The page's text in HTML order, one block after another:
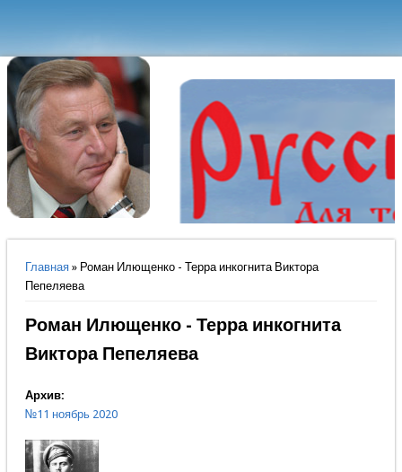
Вы здесь
Главная» Роман Илющенко - Терра инкогнита Виктора
Пепеляева
Роман Илющенко - Терра инкогнита
Виктора Пепеляева
Архив:
№11 ноябрь 2020